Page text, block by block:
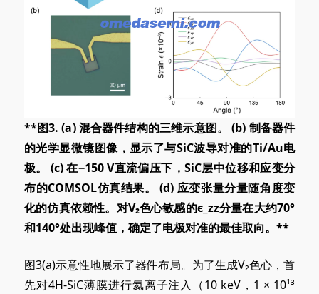
**图3. (a) 混合器件结构的三维示意图。 (b) 制备器件
的光学显微镜图像，显示了与SiC波导对准的Ti/Au电
极。 (c) 在−150 V直流偏压下，SiC层中位移和应变分
布的COMSOL仿真结果。 (d) 应变张量分量随角度变
化的仿真依赖性。对V₂色心敏感的ϵ_zz分量在大约70°
和140°处出现峰值，确定了电极对准的最佳取向。 **
图3(a)示意性地展示了器件布局。为了生成V₂色心，首
先对4H-SiC薄膜进行氦离子注入（10 keV，1 × 10¹³